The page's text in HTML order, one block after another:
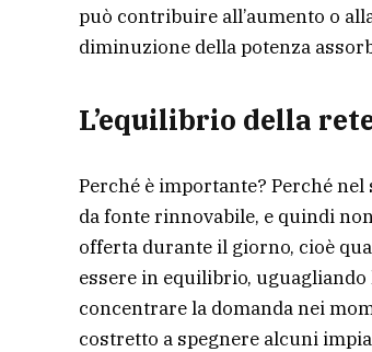
può contribuire all’aumento o
diminuzione della potenza
L’equilibrio della
Perché è importante? Perché
da fonte rinnovabile, e quindi
offerta durante il giorno, cioè
essere in equilibrio,
concentrare la domanda nei
costretto a spegnere alcuni